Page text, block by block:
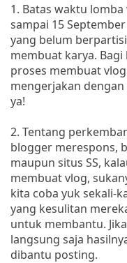
1. Batas waktu
sampai 15
yang belum
membuat karya.
proses membuat
mengerjakan
ya!
2. Tentang
blogger merespons,
maupun situs SS,
membuat vlog,
kita coba yuk sekali-
yang kesulitan
untuk membantu.
langsung saja
dibantu posting.